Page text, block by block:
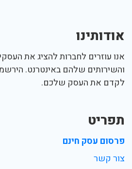
אודותינו
אנו עוזרים לחברות להציג את
והשירותים שלהם באינטרנט.
לקדם את העסק שלכם.
תפריט
פרסום עסק חינם
צור קשר